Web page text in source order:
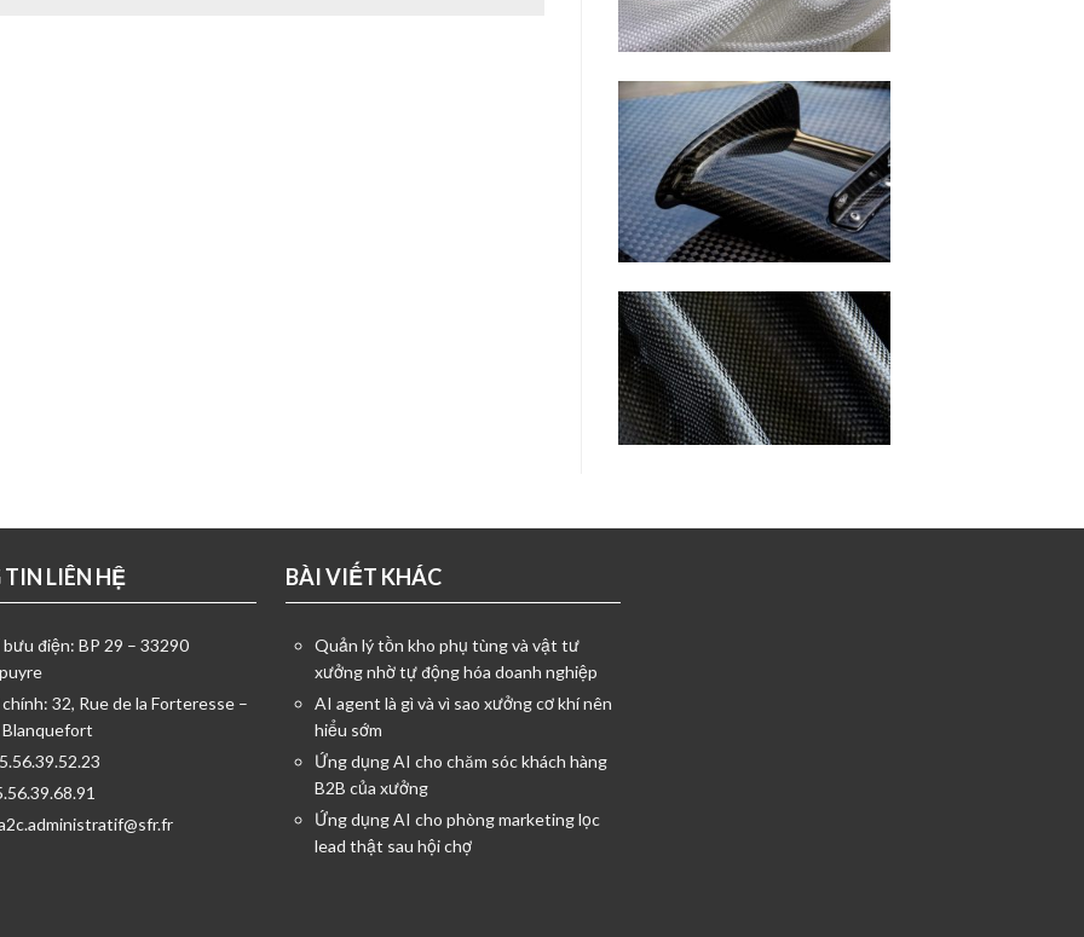
LIÊN HỆ
điện: BP 29 – 33290
32, Rue de la Forteresse –
BÀI VIẾT KHÁC
Quản lý tồn kho phụ tùng và vật tư
xưởng nhờ tự động hóa doanh nghiệp
AI agent là gì và vì sao xưởng cơ khí nên
hiểu sớm
Ứng dụng AI cho chăm sóc khách hàng
B2B của xưởng
Ứng dụng AI cho phòng marketing lọc
lead thật sau hội chợ